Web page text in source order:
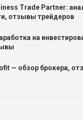
Trade Partner:
отзывы трейдеров
на
— обзор брокера,